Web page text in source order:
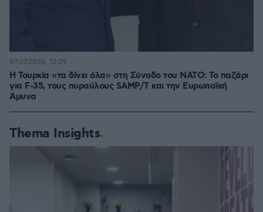
Η Τουρκία «τα δίνει όλα» στη Σύνοδο του ΝΑΤΟ: Το παζάρι
για F-35, τους πυραύλους SAMP/T και την Ευρωπαϊκή
Άμυνα
07.07.2026, 12:29
Thema Insights